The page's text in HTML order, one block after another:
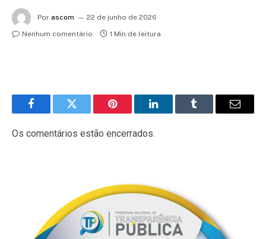
Por ascom
22 de junho de 2026
Nenhum comentário
1 Min de leitura
FacebookTwitter Pinterest LinkedInTumblr
E-
Os comentários estão encerrados.